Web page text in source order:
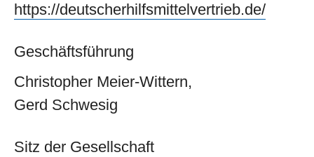
https://deutscherhilfsmittelvertrieb.de/
Geschäftsführung
Christopher Meier-Wittern,
Gerd Schwesig
Sitz der Gesellschaft